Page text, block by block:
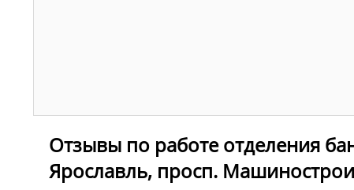
Отзывы по работе отделения
Ярославль, просп.